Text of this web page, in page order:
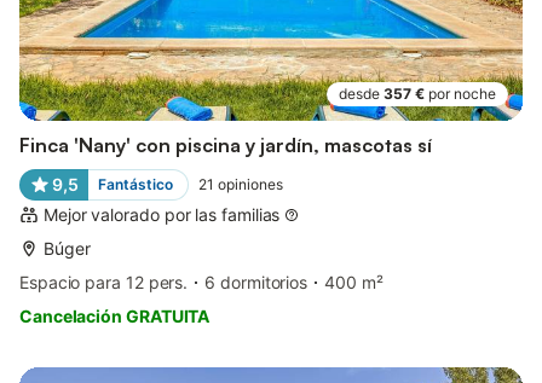
desde 357 € por noche
Finca 'Nany' con piscina y jardín, mascotas sí
9,5 Fantástico 21 opiniones
Mejor valorado por las familias
Búger
Espacio para 12 pers.
6 dormitorios
400 m²
Cancelación GRATUITA